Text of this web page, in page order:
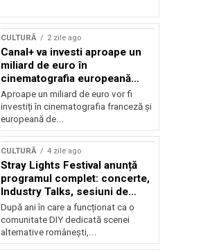
CULTURĂ 2 zile ago
Canal+ va investi aproape un
miliard de euro în
cinematografia europeană
până în 2032
Aproape un miliard de euro vor fi
investiți în cinematografia franceză și
europeană de...
CULTURĂ 4 zile ago
Stray Lights Festival anunță
programul complet: concerte,
Industry Talks, sesiuni de
audiție și noi opțiuni de
participare pentru public
După ani în care a funcționat ca o
comunitate DIY dedicată scenei
alternative românești,...